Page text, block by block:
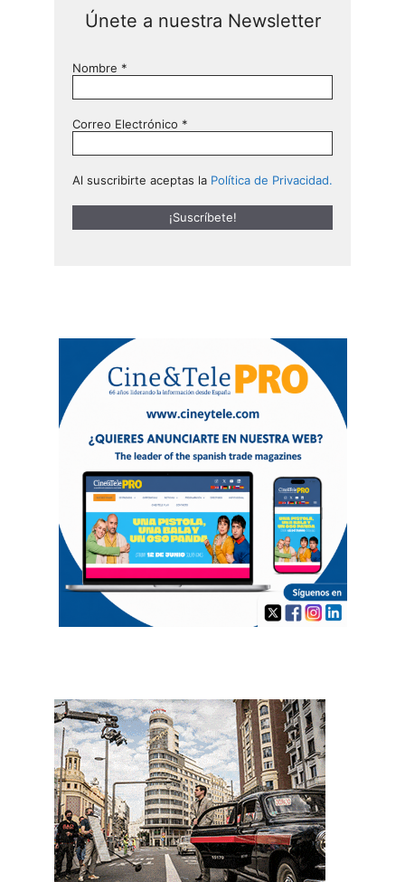
Únete a nuestra Newsletter
Nombre *
Correo Electrónico *
Al suscribirte aceptas la Política de Privacidad.